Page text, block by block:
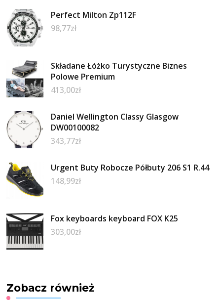
Perfect Milton Zp112F
98,77zł
Składane Łóżko Turystyczne Biznes
Polowe Premium
413,00zł
Daniel Wellington Classy Glasgow
DW00100082
343,77zł
Urgent Buty Robocze Półbuty 206 S1 R.44
148,99zł
Fox keyboards keyboard FOX K25
303,00zł
Zobacz również